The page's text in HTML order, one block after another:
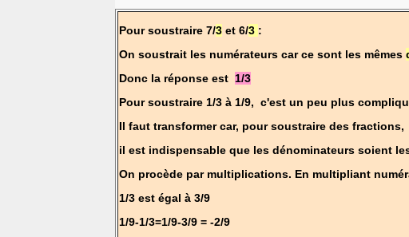
Pour soustraire 7/3 et 6/3 :
On soustrait les numérateurs car ce sont les mêmes
Donc la réponse est 1/3
Pour soustraire 1/3 à 1/9, c'est un peu plus
Il faut transformer car, pour soustraire des fractions,
il est indispensable que les dénominateurs soient
On procède par multiplications. En multipliant
1/3 est égal à 3/9
1/9-1/3=1/9-3/9 = -2/9